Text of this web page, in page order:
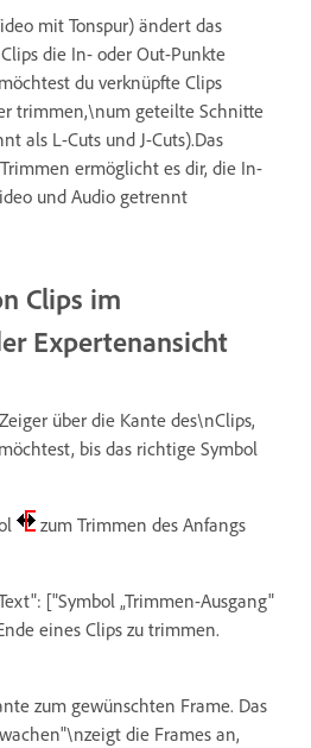
mit Tonspur) ändert das
die In- oder Out-Punkte
du verknüpfte Clips
trimmen,\num geteilte Schnitte
als L-Cuts und J-Cuts).Das
ermöglicht es dir, die In-
und Audio getrennt
Clips im
Expertenansicht
über die Kante des\nClips,
bis das richtige Symbol
zum Trimmen des Anfangs
["Symbol „Trimmen-Ausgang"
eines Clips zu trimmen.
zum gewünschten Frame. Das
die Frames an,